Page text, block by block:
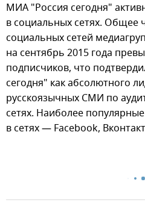
МИА "Россия сегодня"
в социальных сетях. Общее
социальных сетей
на сентябрь 2015 года
подписчиков, что
сегодня" как абсолютного
русскоязычных СМИ по
сетях. Наиболее
в сетях — Facebook,